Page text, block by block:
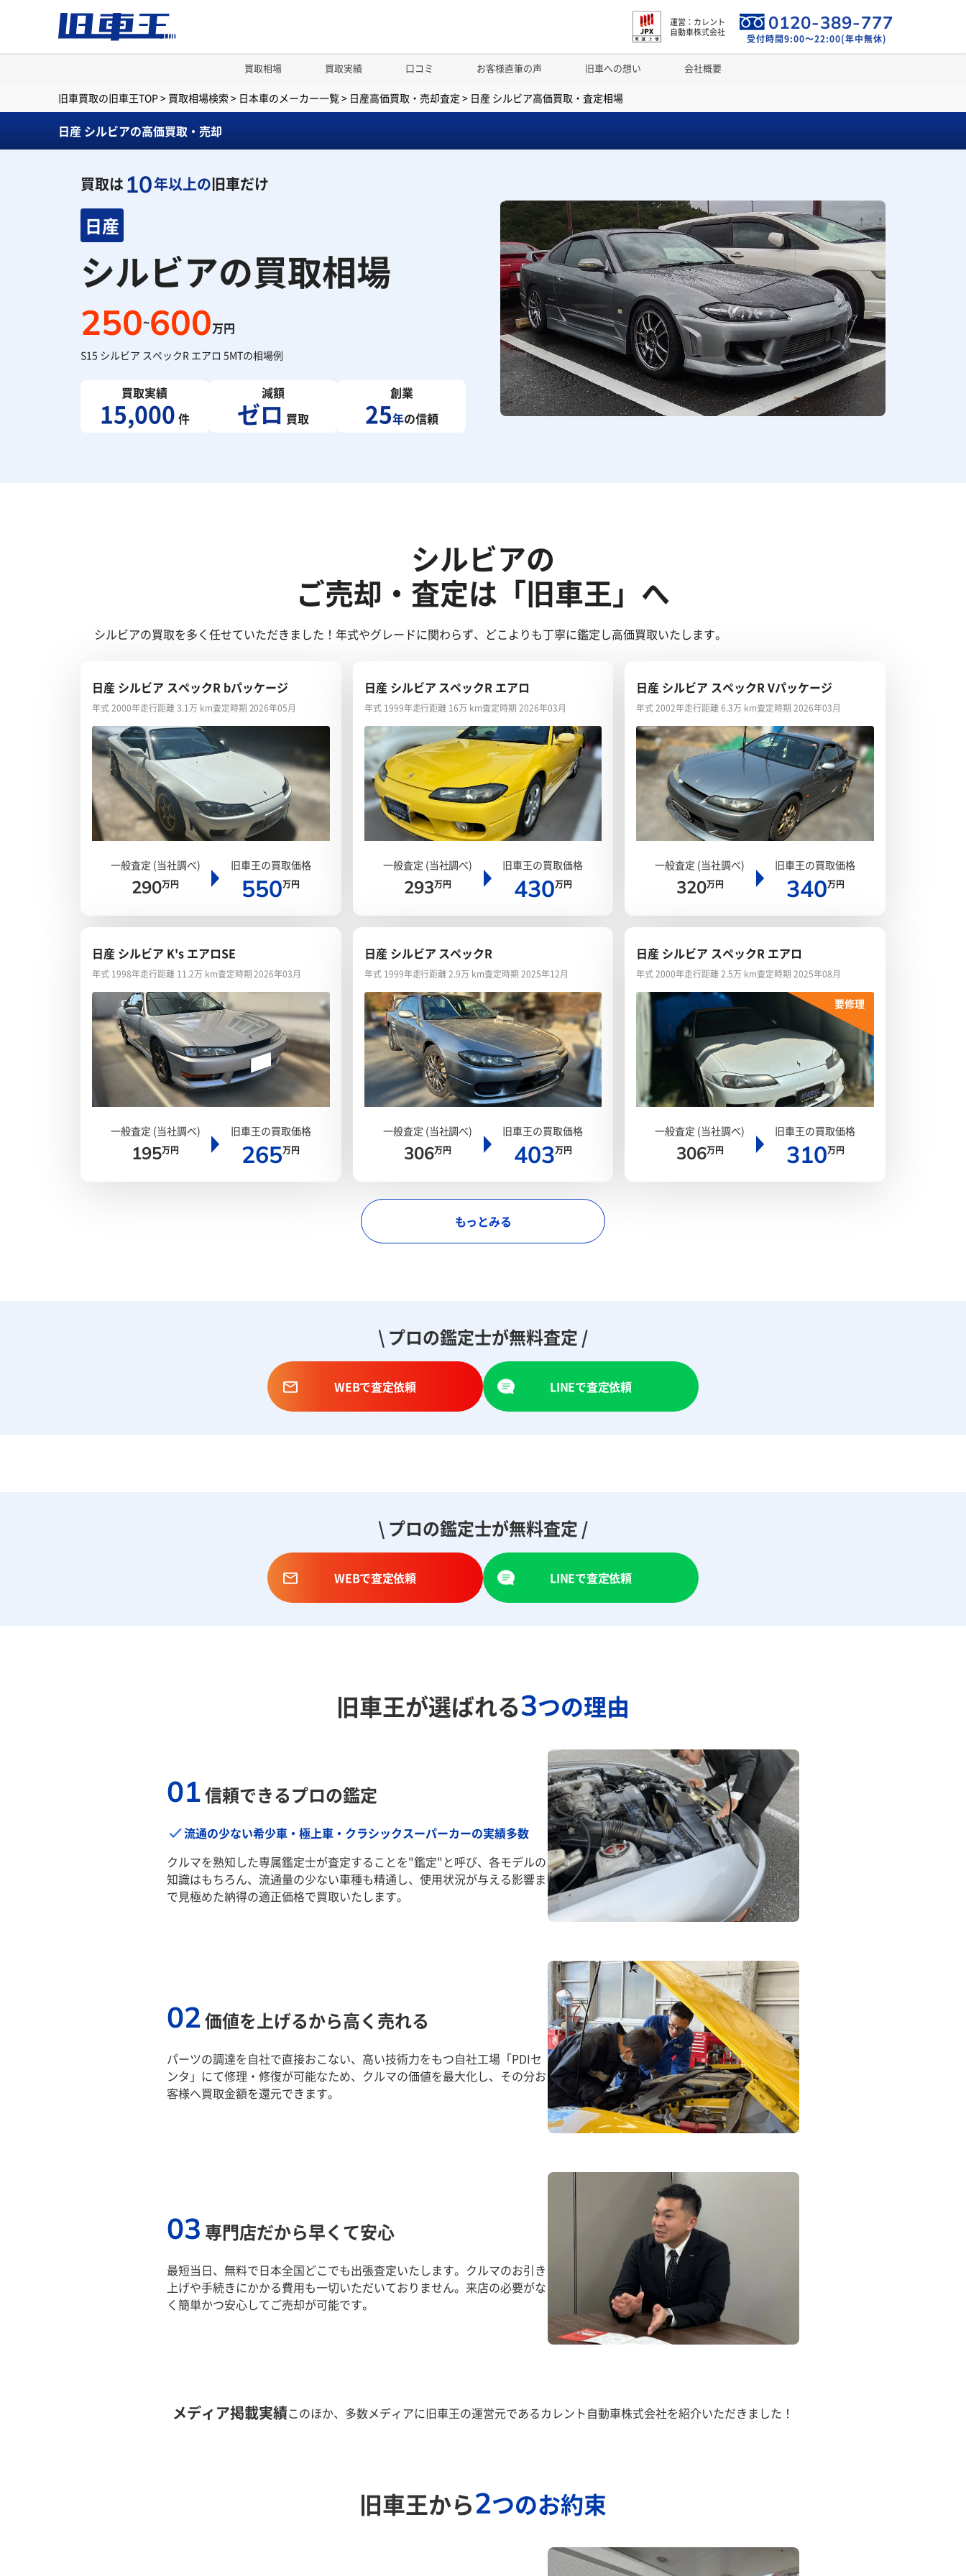
運営：カレント
自動車株式会社
0120-389-777
受付時間9:00～22:00(年中無休)
買取相場 買取実績 口コミ お客様直筆の声 旧車への想い 会社概要
旧車買取の旧車王TOP > 買取相場検索 > 日本車のメーカー一覧> 日産高価買取・売却査定 > 日産 シルビア高価買取・査定相場
日産 シルビアの高価買取・売却
買取は10年以上の旧車だけ
日産
シルビアの買取相場
250~600万円
S15 シルビア スペックR エアロ 5MTの相場例
買取実績
15,000 件
減額
ゼロ 買取
創業
25年の信頼
シルビアの
ご売却・査定は「旧車王」へ
シルビアの買取を多く任せていただきました！年式やグレードに関わらず、どこよりも丁寧に鑑定し高価買取いたします。
日産 シルビア スペックR bパッケージ
年式 2000年走行距離 3.1万 km査定時期 2026年05月
一般査定 (当社調べ)
290万円
旧車王の買取価格
550万円
日産 シルビア スペックR エアロ
年式 1999年走行距離 16万 km査定時期 2026年03月
一般査定 (当社調べ)
293万円
旧車王の買取価格
430万円
日産 シルビア スペックR Vパッケージ
年式 2002年走行距離 6.3万 km査定時期 2026年03月
一般査定 (当社調べ)
320万円
旧車王の買取価格
340万円
日産 シルビア K's エアロSE
年式 1998年走行距離 11.2万 km査定時期 2026年03月
一般査定 (当社調べ)
195万円
旧車王の買取価格
265万円
日産 シルビア スペックR
年式 1999年走行距離 2.9万 km査定時期 2025年12月
一般査定 (当社調べ)
306万円
旧車王の買取価格
403万円
日産 シルビア スペックR エアロ
年式 2000年走行距離 2.5万 km査定時期 2025年08月
要修理
一般査定 (当社調べ)
306万円
旧車王の買取価格
310万円
もっとみる
\ プロの鑑定士が無料査定 /
WEBで査定依頼 LINEで査定依頼
\ プロの鑑定士が無料査定 /
WEBで査定依頼 LINEで査定依頼
旧車王が選ばれる3つの理由
01信頼できるプロの鑑定
流通の少ない希少車・極上車・クラシックスーパーカーの実績多数
クルマを熟知した専属鑑定士が査定することを"鑑定"と呼び、各モデルの
知識はもちろん、流通量の少ない車種も精通し、使用状況が与える影響ま
で見極めた納得の適正価格で買取いたします。
02価値を上げるから高く売れる
パーツの調達を自社で直接おこない、高い技術力をもつ自社工場「PDIセ
ンタ」にて修理・修復が可能なため、クルマの価値を最大化し、その分お
客様へ買取金額を還元できます。
03 専門店だから早くて安心
最短当日、無料で日本全国どこでも出張査定いたします。クルマのお引き
上げや手続きにかかる費用も一切いただいておりません。来店の必要がな
く簡単かつ安心してご売却が可能です。
メディア掲載実績このほか、多数メディアに旧車王の運営元であるカレント自動車株式会社を紹介いただきました！
旧車王から2つのお約束